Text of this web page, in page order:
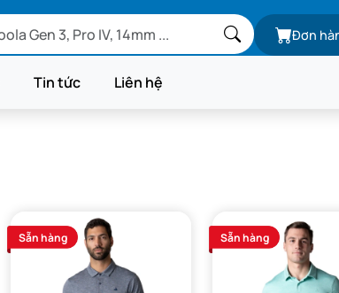
Đơn
Tin tức Liên hệ
Sẵn hàng Sẵn hàng